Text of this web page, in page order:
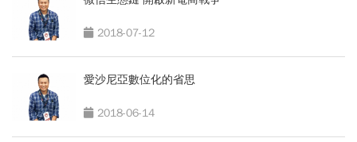
2018-07-12
愛沙尼亞數位化的省思
2018-06-14